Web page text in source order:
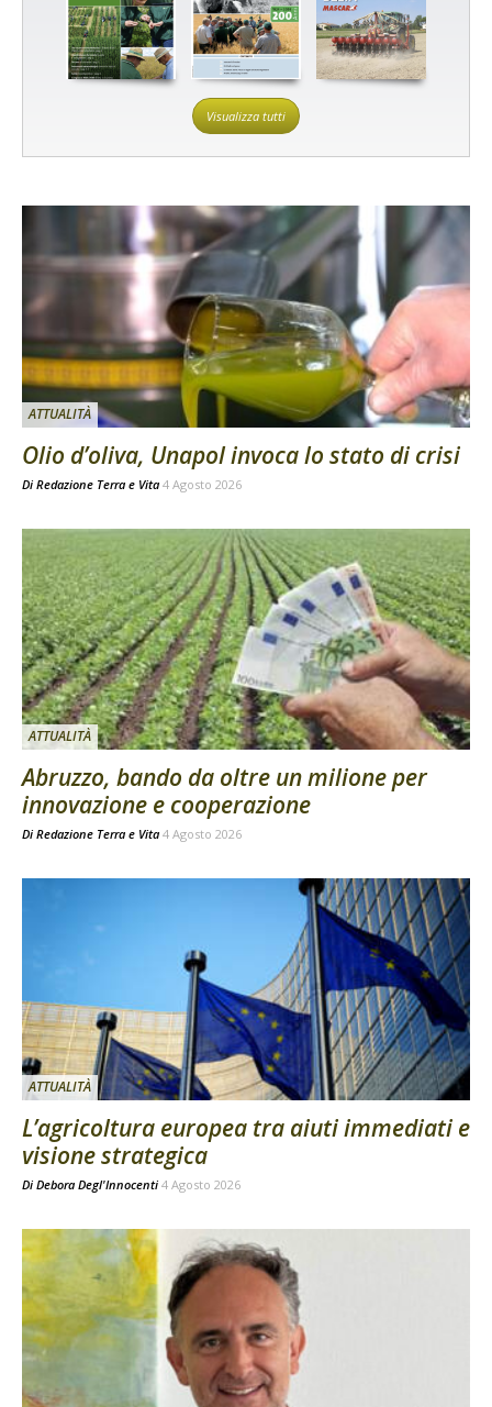
Visualizza tutti
ATTUALITÀ
Olio d’oliva, Unapol invoca lo stato di crisi
Di Redazione Terra e Vita 4 Agosto 2026
ATTUALITÀ
Abruzzo, bando da oltre un milione per
innovazione e cooperazione
Di Redazione Terra e Vita 4 Agosto 2026
ATTUALITÀ
L’agricoltura europea tra aiuti immediati e
visione strategica
Di Debora Degl'Innocenti 4 Agosto 2026